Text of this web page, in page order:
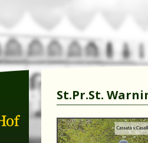
St.Pr.St.